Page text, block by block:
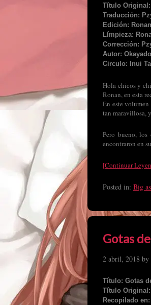
Título
Traducción:
Edición:
Límpieza:
Corrección:
Autor: Okayado
Circulo: Inui
Hola chicos y
Ronan, en esta
En este volumen
tan maravillosa,
Pero bueno, los
encontraron en
[Continuar
Posted in: Big
Gotas
2 abril, 2018 by
Título: Gotas
Título
Recopilado